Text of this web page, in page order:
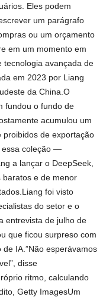
Eles podem
um parágrafo
ou um orçamento
em um momento em
tecnologia avançada de
em 2023 por Liang
da China.O
fundou o fundo de
acumulou um
proibidos de exportação
essa coleção —
a lançar o DeepSeek,
baratos e de menor
foi visto
do setor e o
entrevista de julho de
que ficou surpreso com
IA.”Não esperávamos
disse
ritmo, calculando
Getty ImagesUm